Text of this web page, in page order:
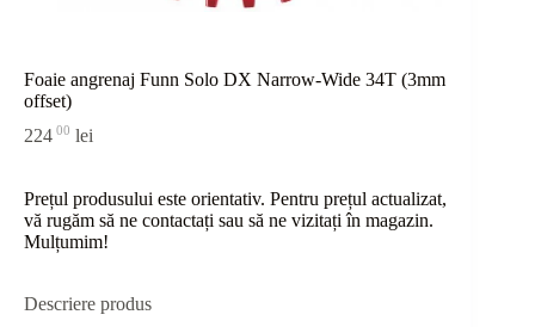
Foaie angrenaj Funn Solo DX Narrow-Wide 34T (3mm
offset)
224 00 lei
Prețul produsului este orientativ. Pentru prețul actualizat,
vă rugăm să ne contactați sau să ne vizitați în magazin.
Mulțumim!
Descriere produs